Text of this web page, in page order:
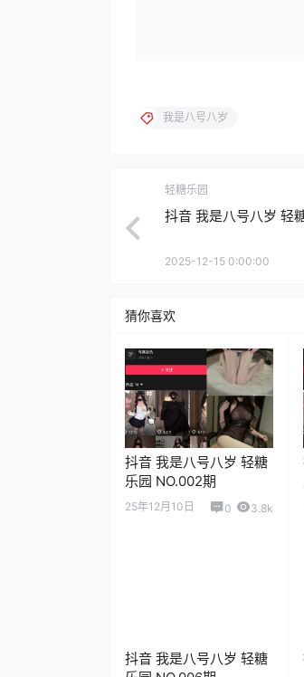
我是八号八岁
轻糖乐园
抖音 我是八号八岁 轻
2025-12-15 0:00:00
猜你喜欢
抖音 我是八号八岁 轻糖
乐园 NO.002期
25年12月10日 0 3.8k
抖音 我是八号八岁 轻糖